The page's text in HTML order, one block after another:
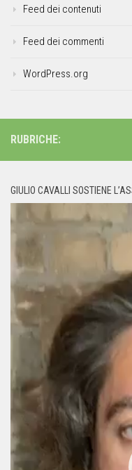
Feed dei contenuti
Feed dei commenti
WordPress.org
RUBRICHE:
GIULIO CAVALLI SOSTIENE
Player